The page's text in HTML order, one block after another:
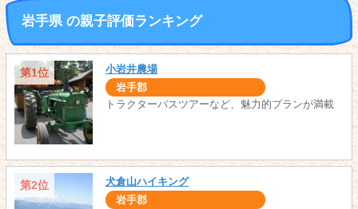
岩手県 の親子評価ランキング
第1位 小岩井農場
岩手郡
トラクターバスツアーなど、魅力的プランが満載
第2位 犬倉山ハイキング
岩手郡